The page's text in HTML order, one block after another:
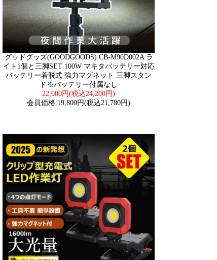
グッドグッズ(GOODGOODS) CB-M90D002A ラ
イト1個と三脚SET 100W マキタバッテリー対応
バッテリー着脱式 強力マグネット 三脚スタン
ド※バッテリー付属なし
22,000円(税込24,200円)
会員価格:19,800円(税込21,780円)